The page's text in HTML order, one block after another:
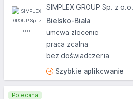
SIMPLEX GROUP Sp. z o.o.
Bielsko-Biała
umowa zlecenie
praca zdalna
bez doświadczenia
Szybkie aplikowanie
Polecana